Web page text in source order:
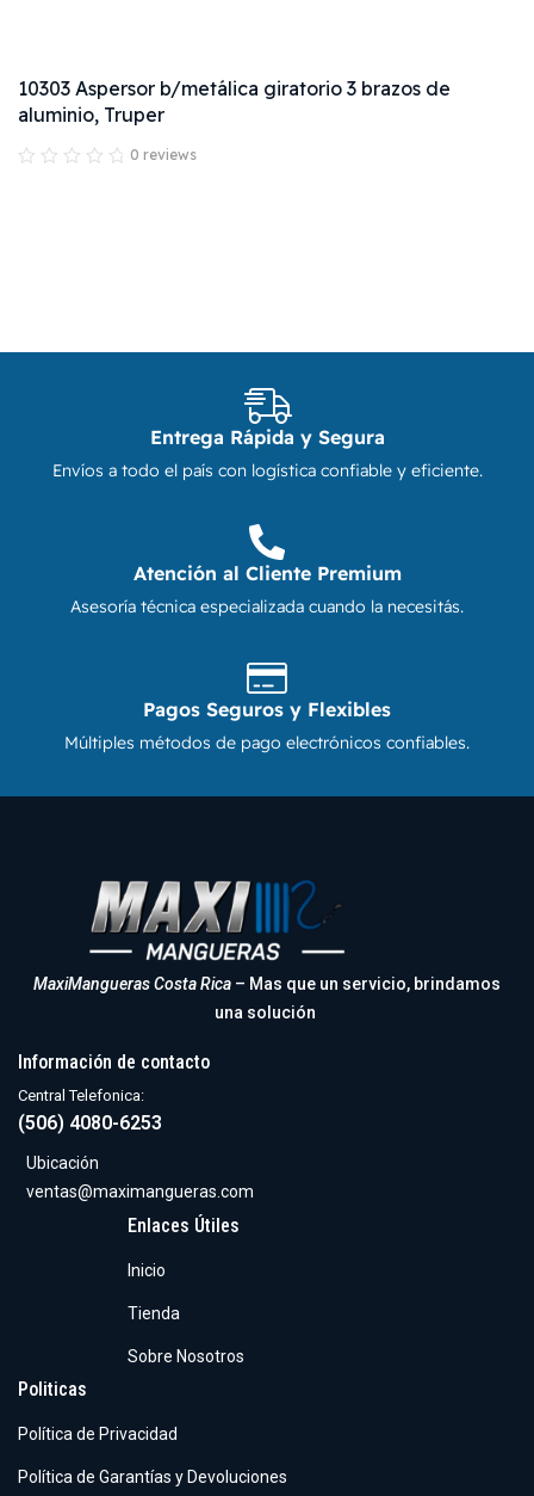
10303 Aspersor b/metálica giratorio 3 brazos de
aluminio, Truper
0 reviews
Entrega Rápida y Segura
Envíos a todo el país con logística confiable y eficiente.
Atención al Cliente Premium
Asesoría técnica especializada cuando la necesitás.
Pagos Seguros y Flexibles
Múltiples métodos de pago electrónicos confiables.
MaxiMangueras Costa Rica – Mas que un servicio, brindamos
una solución
Enlaces Útiles
Inicio
Tienda
Sobre Nosotros
Politicas
Política de Privacidad
Política de Garantías y Devoluciones
Información de contacto
Central Telefonica:
(506) 4080-6253
Ubicación
ventas@maximangueras.com